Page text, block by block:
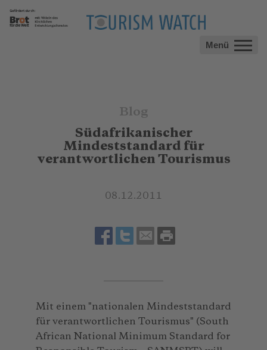
Menü
Blog
Südafrikanischer
Mindeststandard für
verantwortlichen Tourismus
08.12.2011
Mit einem "nationalen Mindeststandard
für verantwortlichen Tourismus" (South
African National Minimum Standard for